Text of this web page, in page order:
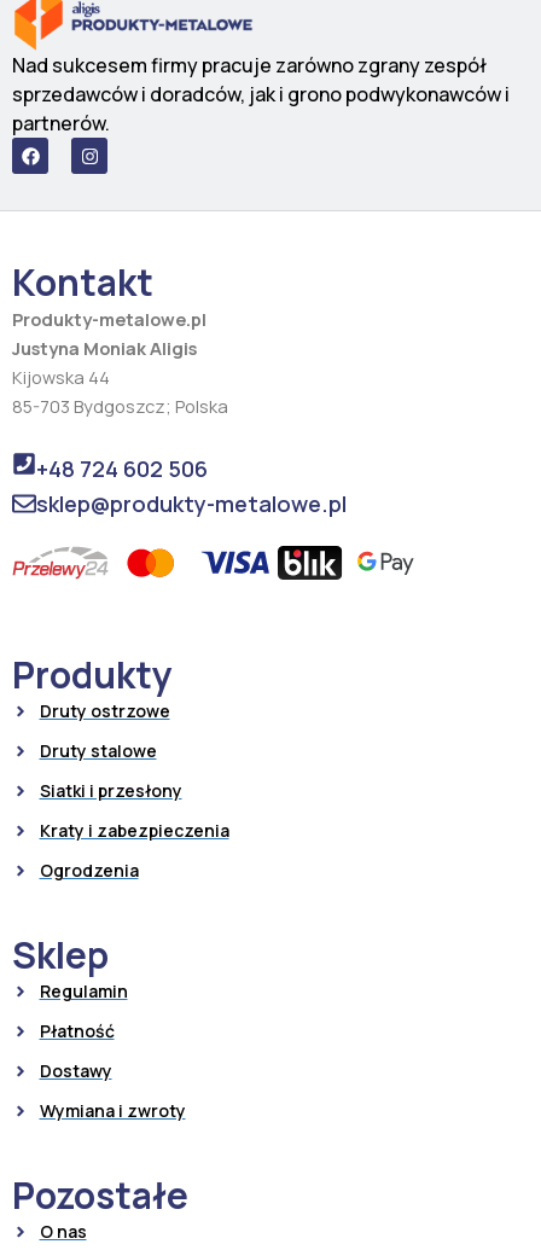
Nad sukcesem firmy pracuje zarówno zgrany zespół
sprzedawców i doradców, jak i grono podwykonawców i
partnerów.
F
a
c
b
k
I
n
s
a
a
m
Kontakt
Produkty-metalowe.pl
Justyna Moniak Aligis
Kijowska 44
85-703 Bydgoszcz; Polska
+48 724 602 506
sklep@produkty-metalowe.pl
Produkty
Druty ostrzowe
Druty stalowe
Siatki i przesłony
Kraty i zabezpieczenia
Ogrodzenia
Sklep
Regulamin
Płatność
Dostawy
Wymiana i zwroty
Pozostałe
O nas